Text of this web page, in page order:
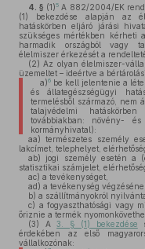
4. § (1)5 A 882/2004/EK
(1) bekezdése alapján az
hatáskörben eljáró járási
szükséges mértékben kérheti
harmadik országból vagy
élelmiszer érkezését a
(2) Az olyan élelmiszer-
üzemeltet – ideértve a
a)6be kell jelentenie a
és állategészségügyi
termelésből származó, nem
talajvédelmi
továbbiakban: növény-
kormányhivatal):
aa) természetes személy
lakcímet, telephelyet,
ab) jogi személy esetén a
statisztikai számjelet,
ac) a tevékenységet,
ad) a tevékenység
b) a szállítmányokról
c) a fogyaszthatósági vagy
őriznie a termék
(3) A3. § (1) bekezdése
érdekében az első
vállalkozónak: